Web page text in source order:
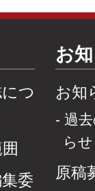
つ
委
お
お知
過
らせ
原稿